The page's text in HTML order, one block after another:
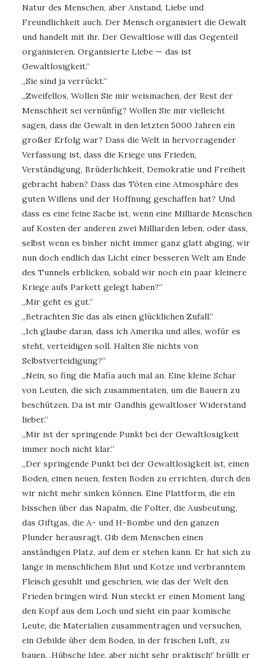
Natur des Menschen, aber Anstand, Liebe und
Freundlichkeit auch. Der Mensch organisiert die Gewalt
und handelt mit ihr. Der Gewaltlose will das Gegenteil
organisieren. Organisierte Liebe — das ist
Gewaltlosigkeit.“
„Sie sind ja verrückt.“
„Zweifellos, Wollen Sie mir weismachen, der Rest der
Menschheit sei vernünfig? Wollen Sie mir vielleicht
sagen, dass die Gewalt in den letzten 5000 Jahren ein
großer Erfolg war? Dass die Welt in hervorragender
Verfassung ist, dass die Kriege uns Frieden,
Verständigung, Brüderlichkeit, Demokratie und Freiheit
gebracht haben? Dass das Töten eine Atmosphäre des
guten Willens und der Hoffnung geschaffen hat? Und
dass es eine feine Sache ist, wenn eine Milliarde Menschen
auf Kosten der anderen zwei Milliarden leben, oder dass,
selbst wenn es bisher nicht immer ganz glatt abging, wir
nun doch endlich das Licht einer besseren Welt am Ende
des Tunnels erblicken, sobald wir noch ein paar kleinere
Kriege aufs Parkett gelegt haben?“
„Mir geht es gut.“
„Betrachten Sie das als einen glücklichen Zufall.“
„Ich glaube daran, dass ich Amerika und alles, wofür es
steht, verteidigen soll. Halten Sie nichts von
Selbstverteidigung?“
„Nein, so fing die Mafia auch mal an. Eine kleine Schar
von Leuten, die sich zusammentaten, um die Bauern zu
beschützen. Da ist mir Gandhis gewaltloser Widerstand
lieber.“
„Mir ist der springende Punkt bei der Gewaltlosigkeit
immer noch nicht klar.“
„Der springende Punkt bei der Gewaltlosigkeit ist, einen
Boden, einen neuen, festen Boden zu errichten, durch den
wir nicht mehr sinken können. Eine Plattform, die ein
bisschen über das Napalm, die Folter, die Ausbeutung,
das Giftgas, die A- und H-Bombe und den ganzen
Plunder herausragt. Gib dem Menschen einen
anständigen Platz, auf dem er stehen kann. Er hat sich zu
lange in menschlichem Blut und Kotze und verbranntem
Fleisch gesuhlt und geschrien, wie das der Welt den
Frieden bringen wird. Nun steckt er einen Moment lang
den Kopf aus dem Loch und sieht ein paar komische
Leute, die Materialien zusammentragen und versuchen,
ein Gebilde über dem Boden, in der frischen Luft, zu
bauen. ‚Hübsche Idee, aber nicht sehr praktisch!‘ brüllt er